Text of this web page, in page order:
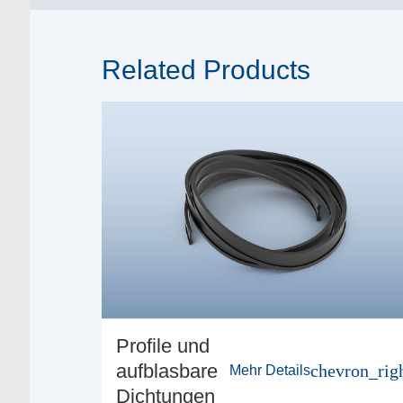
Related Products
Profile und
aufblasbare
Dichtungen
Mehr Details